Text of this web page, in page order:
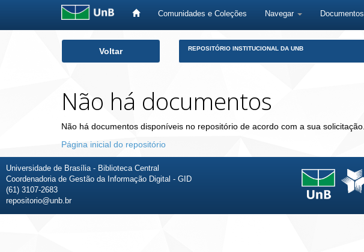
Comunidades e Coleções Navegar Documentos
Voltar REPOSITÓRIO INSTITUCIONAL DA UNB
Não há documentos
Não há documentos disponíveis no repositório de acordo com a sua solicitação.
Página inicial do repositório
Universidade de Brasília - Biblioteca Central
Coordenadoria de Gestão da Informação Digital - GID
(61) 3107-2683
repositorio@unb.br